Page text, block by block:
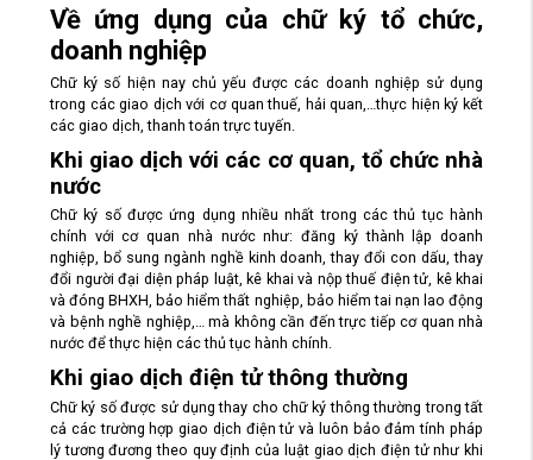
Về ứng dụng của chữ ký tổ chức,
doanh nghiệp
Chữ ký số hiện nay chủ yếu được các doanh nghiệp sử dụng
trong các giao dịch với cơ quan thuế, hải quan,…thực hiện ký kết
các giao dịch, thanh toán trực tuyến.
Khi giao dịch với các cơ quan, tổ chức nhà
nước
Chữ ký số được ứng dụng nhiều nhất trong các thủ tục hành
chính với cơ quan nhà nước như: đăng ký thành lập doanh
nghiệp, bổ sung ngành nghề kinh doanh, thay đổi con dấu, thay
đổi người đại diện pháp luật, kê khai và nộp thuế điện tử, kê khai
và đóng BHXH, bảo hiểm thất nghiệp, bảo hiểm tai nạn lao động
và bệnh nghề nghiệp,… mà không cần đến trực tiếp cơ quan nhà
nước để thực hiện các thủ tục hành chính.
Khi giao dịch điện tử thông thường
Chữ ký số được sử dụng thay cho chữ ký thông thường trong tất
cả các trường hợp giao dịch điện tử và luôn bảo đảm tính pháp
lý tương đương theo quy định của luật giao dịch điện tử như khi